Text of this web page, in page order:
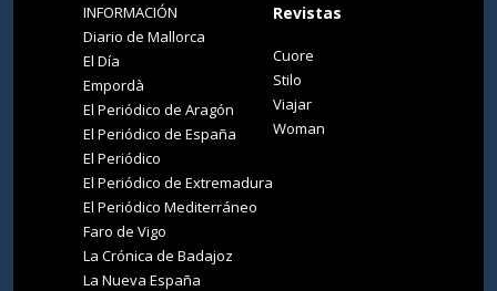
INFORMACIÓN
Diario de Mallorca
El Día
Empordà
El Periódico de Aragón
El Periódico de España
El Periódico
El Periódico de Extremadura
El Periódico Mediterráneo
Faro de Vigo
La Crónica de Badajoz
La Nueva España
Revistas
Cuore
Stilo
Viajar
Woman